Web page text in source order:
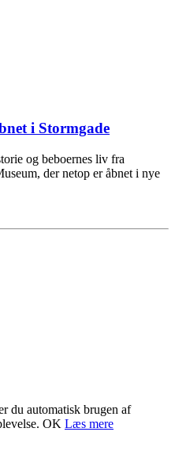
i Stormgade
og beboernes liv fra
der netop er åbnet i nye
du automatisk brugen af
OK Læs mere